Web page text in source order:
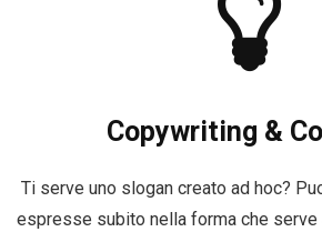
Copywriting &
Ti serve uno slogan creato ad hoc?
espresse subito nella forma che serve